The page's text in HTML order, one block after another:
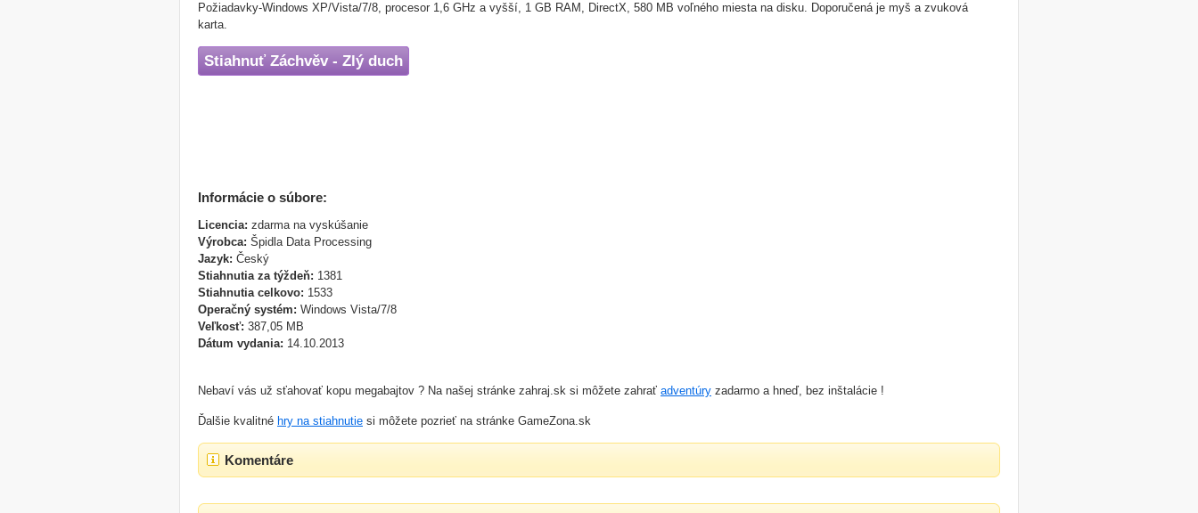
Požiadavky-Windows XP/Vista/7/8, procesor 1,6 GHz a vyšší, 1 GB RAM, DirectX, 580 MB voľného miesta na disku. Doporučená je myš a zvuková
karta.
Stiahnuť Záchvěv - Zlý duch
Informácie o súbore:
Licencia: zdarma na vyskúšanie
Výrobca: Špidla Data Processing
Jazyk: Český
Stiahnutia za týždeň: 1381
Stiahnutia celkovo: 1533
Operačný systém: Windows Vista/7/8
Veľkosť: 387,05 MB
Dátum vydania: 14.10.2013
Nebaví vás už sťahovať kopu megabajtov ? Na našej stránke zahraj.sk si môžete zahrať adventúry zadarmo a hneď, bez inštalácie !
Ďalšie kvalitné hry na stiahnutie si môžete pozrieť na stránke GameZona.sk
Komentáre